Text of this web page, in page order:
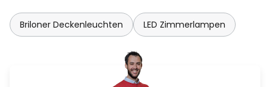
Briloner Deckenleuchten LED Zimmerlampen